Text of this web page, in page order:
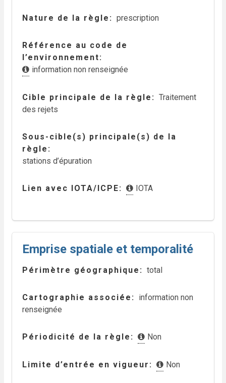
Nature de la règle prescription
Référence au code de
l’environnement
information non renseignée
Cible principale de la règle
Traitement
des rejets
Sous-cible(s) principale(s) de la
règle
stations d’épuration
Lien avec IOTA/ICPE IOTA
Emprise spatiale et temporalité
Périmètre géographique total
Cartographie associée
information non
renseignée
Périodicité de la règle Non
Limite d’entrée en vigueur Non